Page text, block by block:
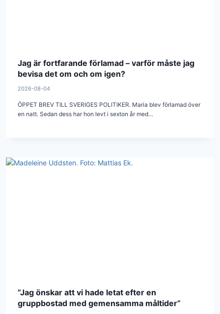
Jag är fortfarande förlamad – varför måste jag
bevisa det om och om igen?
2026-08-04
ÖPPET BREV TILL SVERIGES POLITIKER. Maria blev förlamad över
en natt. Sedan dess har hon levt i sexton år med…
”Jag önskar att vi hade letat efter en
gruppbostad med gemensamma måltider”